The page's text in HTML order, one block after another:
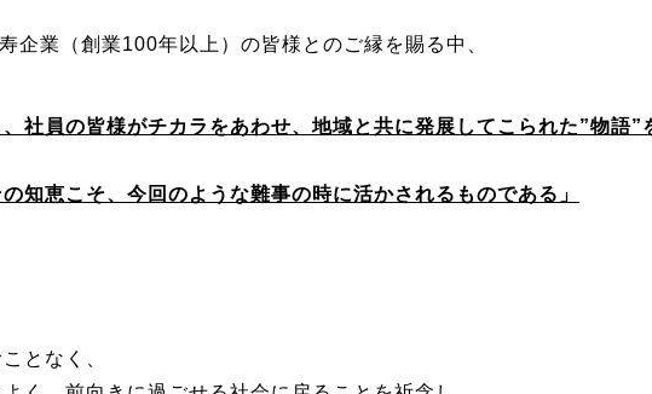
企業（創業100年以上）の皆様とのご縁を賜る中、
、社員の皆様がチカラをあわせ、地域と共に発展してこられた”物語”
知恵こそ、今回のような難事の時に活かされるものである」
となく、